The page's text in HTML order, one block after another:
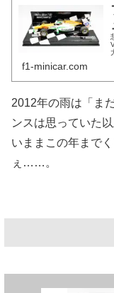
f1-minicar.com
2012年の雨は「ま
ンスは思っていた
いままこの年まで
ぇ……。